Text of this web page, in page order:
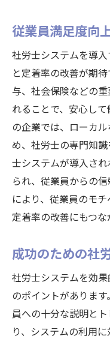
従業員満足度向
社労士システムを導
と定着率の改善が期
与、社会保険などの
れることで、安心し
の企業では、ローカ
め、社労士の専門知
士システムが導入さ
られ、従業員からの
により、従業員のモ
定着率の改善にもつな
成功のための社
社労士システムを効
のポイントがありま
員への十分な説明と
り、システムの利用